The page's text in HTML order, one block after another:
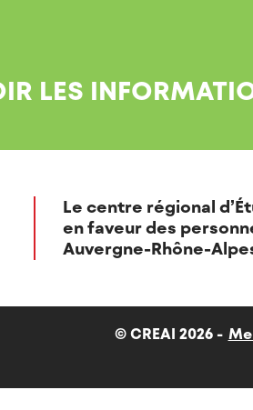
LES
Le centre régional
en faveur des
Auvergne-Rhône-
© CREAI 2026 -